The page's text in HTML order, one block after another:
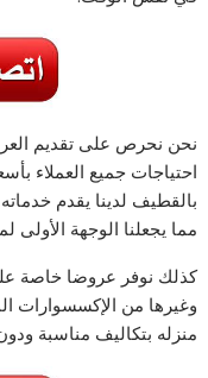
نحن نحرص على تقديم
احتياجات جميع العملاء
بالقطيف لدينا يقدم
مما يجعلنا الوجهة الأولى
كذلك نوفر عروضا خاصة
وغيرها من الإكسسوارات
منزله بتكاليف مناسبة